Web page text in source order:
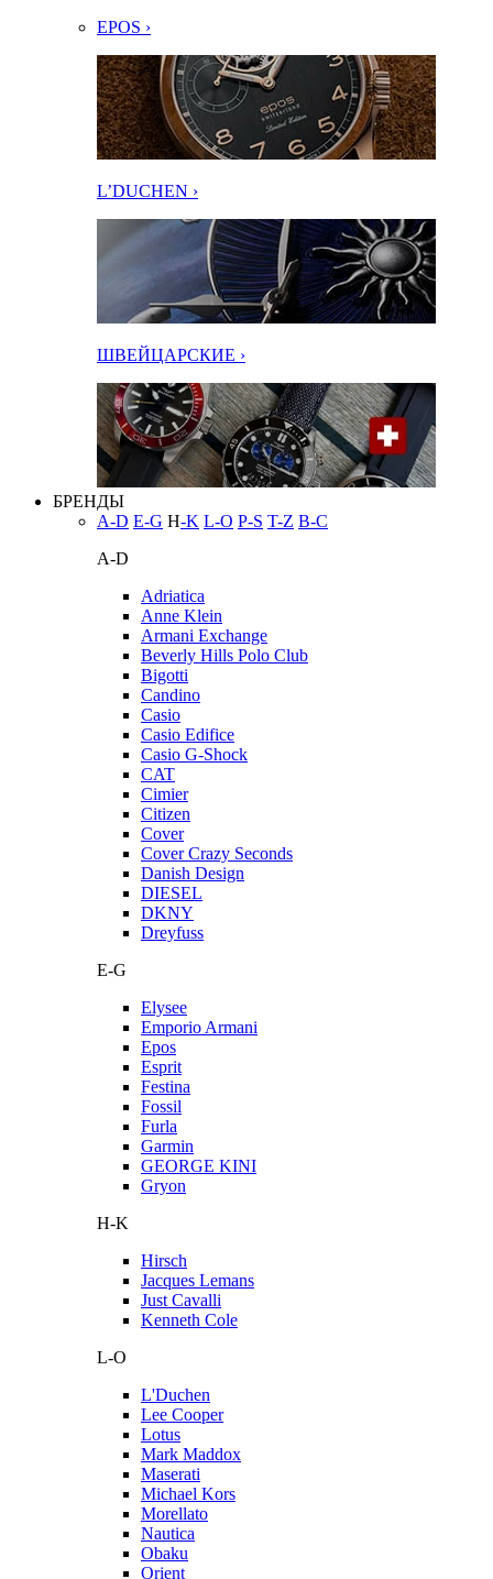
EPOS ›
L’DUCHEN ›
ШВЕЙЦАРСКИЕ ›
БРЕНДЫ
A-D E-G H-K L-O P-S T-Z В-С
A-D
Adriatica
Anne Klein
Armani Exchange
Beverly Hills Polo Club
Bigotti
Candino
Casio
Casio Edifice
Casio G-Shock
CAT
Cimier
Citizen
Cover
Cover Crazy Seconds
Danish Design
DIESEL
DKNY
Dreyfuss
E-G
Elysee
Emporio Armani
Epos
Esprit
Festina
Fossil
Furla
Garmin
GEORGE KINI
Gryon
H-K
Hirsch
Jacques Lemans
Just Cavalli
Kenneth Cole
L-O
L'Duchen
Lee Cooper
Lotus
Mark Maddox
Maserati
Michael Kors
Morellato
Nautica
Obaku
Orient